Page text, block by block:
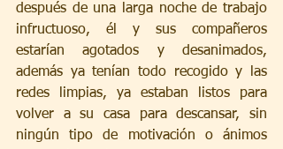
después de una larga noche de trabajo
infructuoso, él y sus compañeros
estarían agotados y desanimados,
además ya tenían todo recogido y las
redes limpias, ya estaban listos para
volver a su casa para descansar, sin
ningún tipo de motivación o ánimos